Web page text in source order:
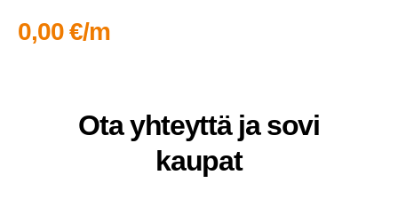
0,00 €/m
Ota yhteyt­tä ja sovi
kaupat